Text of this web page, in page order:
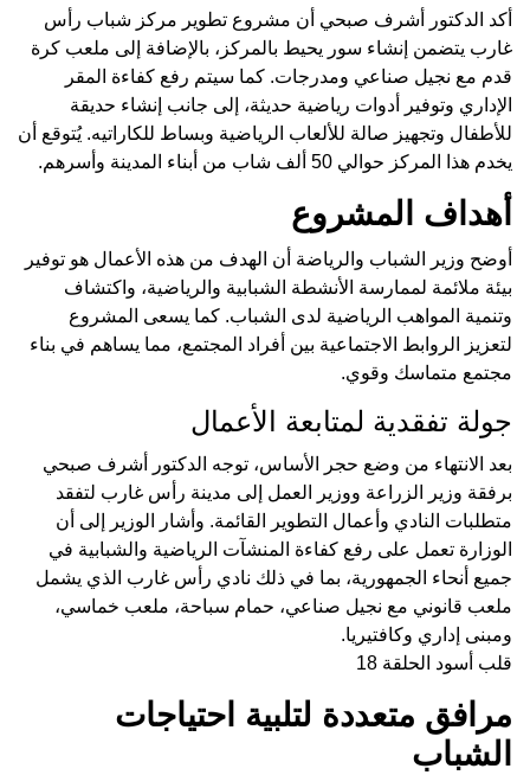
أكد الدكتور أشرف صبحي أن مشروع تطوير مركز شباب رأس
غارب يتضمن إنشاء سور يحيط بالمركز، بالإضافة إلى ملعب كرة
قدم مع نجيل صناعي ومدرجات. كما سيتم رفع كفاءة المقر
الإداري وتوفير أدوات رياضية حديثة، إلى جانب إنشاء حديقة
للأطفال وتجهيز صالة للألعاب الرياضية وبساط للكاراتيه. يُتوقع أن
يخدم هذا المركز حوالي 50 ألف شاب من أبناء المدينة وأسرهم.
أهداف المشروع
أوضح وزير الشباب والرياضة أن الهدف من هذه الأعمال هو توفير
بيئة ملائمة لممارسة الأنشطة الشبابية والرياضية، واكتشاف
وتنمية المواهب الرياضية لدى الشباب. كما يسعى المشروع
لتعزيز الروابط الاجتماعية بين أفراد المجتمع، مما يساهم في بناء
مجتمع متماسك وقوي.
جولة تفقدية لمتابعة الأعمال
بعد الانتهاء من وضع حجر الأساس، توجه الدكتور أشرف صبحي
برفقة وزير الزراعة ووزير العمل إلى مدينة رأس غارب لتفقد
متطلبات النادي وأعمال التطوير القائمة. وأشار الوزير إلى أن
الوزارة تعمل على رفع كفاءة المنشآت الرياضية والشبابية في
جميع أنحاء الجمهورية، بما في ذلك نادي رأس غارب الذي يشمل
ملعب قانوني مع نجيل صناعي، حمام سباحة، ملعب خماسي،
ومبنى إداري وكافتيريا.
قلب أسود الحلقة 18
مرافق متعددة لتلبية احتياجات
الشباب